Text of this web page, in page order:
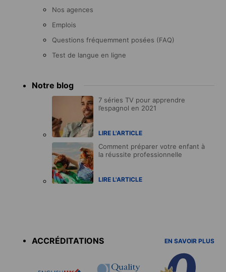
Nos agences
Emplois
Questions fréquemment posées (FAQ)
Test de langue en ligne
Notre blog
7 séries TV pour apprendre
l’espagnol en 2021
LIRE L'ARTICLE
Comment préparer votre enfant à
la réussite professionnelle
LIRE L'ARTICLE
ACCRÉDITATIONS
EN SAVOIR PLUS